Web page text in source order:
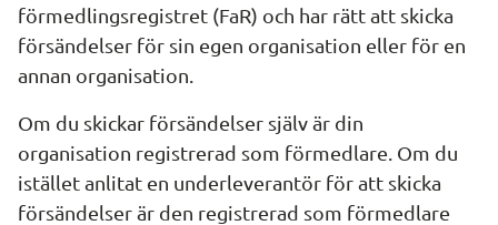
förmedlingsregistret (FaR) och har rätt att skicka
försändelser för sin egen organisation eller för en
annan organisation.
Om du skickar försändelser själv är din
organisation registrerad som förmedlare. Om du
istället anlitat en underleverantör för att skicka
försändelser är den registrerad som förmedlare